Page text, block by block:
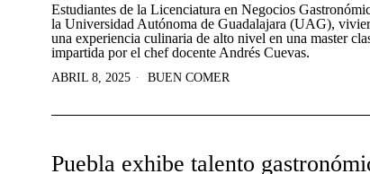
Estudiantes de la Licenciatura en Negocios
la Universidad Autónoma de Guadalajara (UAG),
una experiencia culinaria de alto nivel en una master
impartida por el chef docente Andrés Cuevas.
ABRIL 8, 2025 BUEN COMER
Puebla exhibe talento